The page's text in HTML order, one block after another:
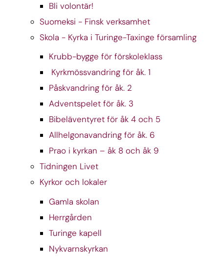
Bli volontär!
Suomeksi - Finsk verksamhet
Skola - Kyrka i Turinge-Taxinge församling
Krubb-bygge för förskoleklass
Kyrkmössvandring för åk. 1
Påskvandring för åk. 2
Adventspelet för åk. 3
Bibeläventyret för åk 4 och 5
Allhelgonavandring för åk. 6
Prao i kyrkan – åk 8 och åk 9
Tidningen Livet
Kyrkor och lokaler
Gamla skolan
Herrgården
Turinge kapell
Nykvarnskyrkan